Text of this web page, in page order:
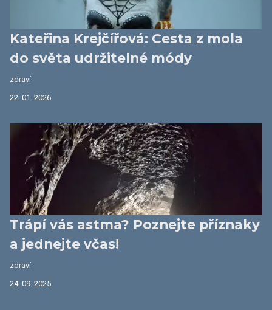
Kateřina Krejčířová: Cesta z mola
do světa udržitelné módy
zdraví
22. 01. 2026
Trápí vás astma? Poznejte příznaky
a jednejte včas!
zdraví
24. 09. 2025